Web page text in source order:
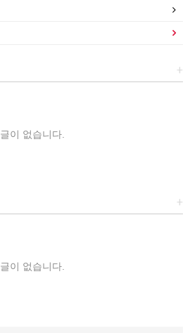
+
글이 없습니다.
+
글이 없습니다.